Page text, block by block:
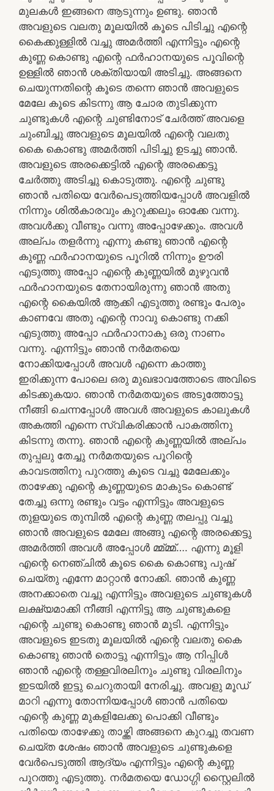
മുലകൾ ഇങ്ങനെ ആടുന്നും ഉണ്ടു. ഞാൻ
അവളുടെ വലതു മൂലയിൽ കൂടെ പിടിച്ചു എന്റെ
കൈക്കുള്ളിൽ വച്ചു അമർത്തി എന്നിട്ടും എന്റെ
കുണ്ണ കൊണ്ടു എന്റെ ഫർഹാനയുടെ പൂവിന്റെ
ഉള്ളിൽ ഞാൻ ശക്തിയായി അടിച്ചു. അങ്ങനെ
ചെയുന്നതിന്റെ കൂടെ തന്നെ ഞാൻ അവളുടെ
മേലേ കൂടെ കിടന്നു ആ ചോര തുടിക്കുന്ന
ചുണ്ടുകൾ എന്റെ ചുണ്ടിനോട് ചേർത്ത് അവളെ
ചുംബിച്ചു അവളുടെ മൂലയിൽ എന്റെ വലതു
കൈ കൊണ്ടു അമർത്തി പിടിച്ചു ഉടച്ചു ഞാൻ.
അവളുടെ അരക്കെട്ടിൽ എന്റെ അരക്കെട്ടു
ചേർത്തു അടിച്ചു കൊടുത്തു. എന്റെ ചുണ്ടു
ഞാൻ പതിയെ വേർപെടുത്തിയപ്പോൾ അവളിൽ
നിന്നും ശിൽകാരവും കുറുക്കലും ഓക്കേ വന്നു.
അവൾക്കു വീണ്ടും വന്നു അപ്പോഴേക്കും. അവൾ
അല്പം തളർന്നു എന്നു കണ്ടു ഞാൻ എന്റെ
കുണ്ണ ഫർഹാനയുടെ പൂറിൽ നിന്നും ഊരി
എടുത്തു അപ്പോ എന്റെ കുണ്ണയിൽ മുഴുവൻ
ഫർഹാനയുടെ തേനായിരുന്നു ഞാൻ അതു
എന്റെ കൈയിൽ ആക്കി എടുത്തു രണ്ടും പേരും
കാണവേ അതു എന്റെ നാവു കൊണ്ടു നക്കി
എടുത്തു അപ്പോ ഫർഹാനാകു ഒരു നാണം
വന്നു. എന്നിട്ടും ഞാൻ നർമതയെ
നോക്കിയപ്പോൾ അവൾ എന്നെ കാത്തു
ഇരിക്കുന്ന പോലെ ഒരു മുഖഭാവത്തോടെ അവിടെ
കിടക്കുകയാ. ഞാൻ നർമതയുടെ അടുത്തോട്ടു
നീങ്ങി ചെന്നപ്പോൾ അവൾ അവളുടെ കാലുകൾ
അകത്തി എന്നെ സ്വികരിക്കാൻ പാകത്തിനു
കിടന്നു തന്നു. ഞാൻ എന്റെ കുണ്ണയിൽ അല്പം
തുപ്പലു തേച്ചു നർമതയുടെ പൂറിന്റെ
കാവടത്തിനു പുറത്തു കൂടെ വച്ചു മേലേക്കും
താഴേക്കു എന്റെ കുണ്ണയുടെ മാകുടം കൊണ്ട്
തേച്ചു ഒന്നു രണ്ടും വട്ടം എന്നിട്ടും അവളുടെ
തുളയുടെ തുമ്പിൽ എന്റെ കുണ്ണ തലപ്പു വച്ചു
ഞാൻ അവളുടെ മേലേ അങ്ങു എന്റെ അരക്കെട്ടു
അമർത്തി അവൾ അപ്പോൾ മ്മ്മ്മ്…. എന്നു മൂളി
എന്റെ നെഞ്ചിൽ കൂടെ കൈ കൊണ്ടു പുഷ്
ചെയ്തു എന്നേ മാറ്റാൻ നോക്കി. ഞാൻ കുണ്ണ
അനക്കാതെ വച്ചു എന്നിട്ടും അവളുടെ ചുണ്ടുകൾ
ലക്ഷ്യമാക്കി നീങ്ങി എന്നിട്ടു ആ ചുണ്ടുകളെ
എന്റെ ചുണ്ടു കൊണ്ടു ഞാൻ മുടി. എന്നിട്ടും
അവളുടെ ഇടതു മൂലയിൽ എന്റെ വലതു കൈ
കൊണ്ടു ഞാൻ തൊട്ടു എന്നിട്ടും ആ നിപ്പിൾ
ഞാൻ എന്റെ തള്ളവിരലിനും ചുണ്ടു വിരലിനും
ഇടയിൽ ഇട്ടു ചെറുതായി നേരിച്ചു. അവളു മൂഡ്
മാറി എന്നു തോന്നിയപ്പോൾ ഞാൻ പതിയെ
എന്റെ കുണ്ണ മുകളിലേക്കു പൊക്കി വീണ്ടും
പതിയെ താഴേക്കു താഴ്ത്തി അങ്ങനെ കുറച്ചു തവണ
ചെയ്‌ത ശേഷം ഞാൻ അവളുടെ ചുണ്ടുകളെ
വേർപെടുത്തി ആദ്യം എന്നിട്ടും എന്റെ കുണ്ണ
പുറത്തു എടുത്തു. നർമതയെ ഡോഗ്ഗി സ്റ്റൈലിൽ